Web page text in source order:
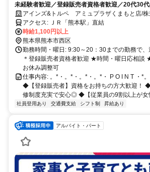
未経験者歓迎／登録販売者資格者歓迎／20代30
ルOK／社割あり／交通費支給／駅チカ
アインズ&トルペ アミュプラザくまもと店/株
シーズ
アクセス: ＪＲ「熊本駅」直結
時給1,100円以上
熊本県熊本市西区
勤務時間・曜日: 9:30～20：30までの勤務で
＊登録販売者資格者歓迎 ★時間・曜日応相談
お休み調整可
仕事内容: 。*・。*・。*・。*・ P O I N T ・*。
◆【登録販売者】資格をお持ちの方大歓迎！
修制度充実で安心◎ ◆【従業員の9割以上が女
社員登用あり 交通費支給 シフト制 昇給あり
アルバイト・パート